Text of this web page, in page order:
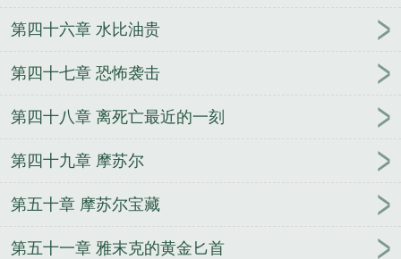
第四十六章 水比油贵
第四十七章 恐怖袭击
第四十八章 离死亡最近的一刻
第四十九章 摩苏尔
第五十章 摩苏尔宝藏
第五十一章 雅末克的黄金匕首